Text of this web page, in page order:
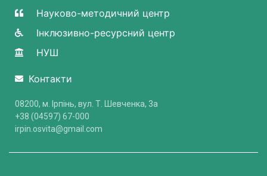
Науково-методичний центр
Інклюзивно-ресурсний центр
НУШ
Контакти
08200, м. Ірпінь, вул. Т. Шевченка, 3a
+38 (04597) 67-000
irpin.osvita@gmail.com